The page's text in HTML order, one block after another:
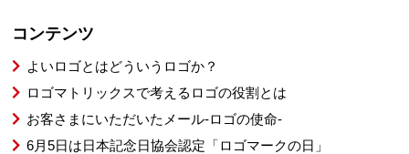
コンテンツ
よいロゴとはどういうロゴか？
ロゴマトリックスで考えるロゴの役割とは
お客さまにいただいたメール-ロゴの使命-
6月5日は日本記念日協会認定「ロゴマークの日」